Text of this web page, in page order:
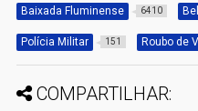
Baixada Fluminense 6410
Polícia Militar 151 Roubo de
COMPARTILHAR: